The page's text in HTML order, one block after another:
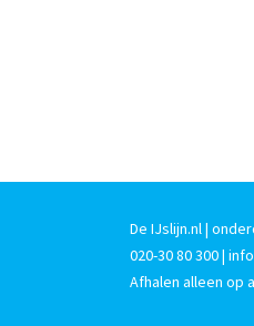
De IJslijn.nl |
020-30 80 300|
Afhalen alleen op